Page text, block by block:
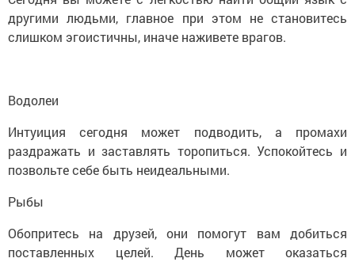
другими людьми, главное при этом не становитесь
слишком эгоистичны, иначе наживете врагов.
Водолеи
Интуиция сегодня может подводить, а промахи
раздражать и заставлять торопиться. Успокойтесь и
позвольте себе быть неидеальными.
Рыбы
Обопритесь на друзей, они помогут вам добиться
поставленных целей. День может оказаться